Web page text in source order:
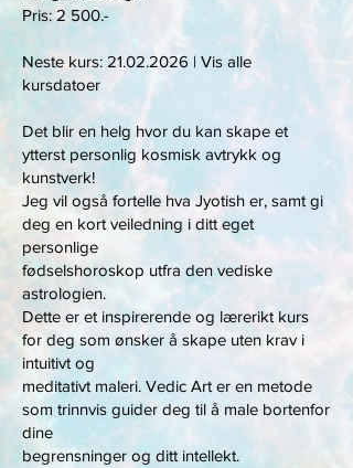
Pris: 2 500.-
Neste kurs: 21.02.2026 | Vis alle
kursdatoer
Det blir en helg hvor du kan skape et
ytterst personlig kosmisk avtrykk og
kunstverk!
Jeg vil også fortelle hva Jyotish er, samt gi
deg en kort veiledning i ditt eget
personlige
fødselshoroskop utfra den vediske
astrologien.
Dette er et inspirerende og lærerikt kurs
for deg som ønsker å skape uten krav i
intuitivt og
meditativt maleri. Vedic Art er en metode
som trinnvis guider deg til å male bortenfor
dine
begrensninger og ditt intellekt.